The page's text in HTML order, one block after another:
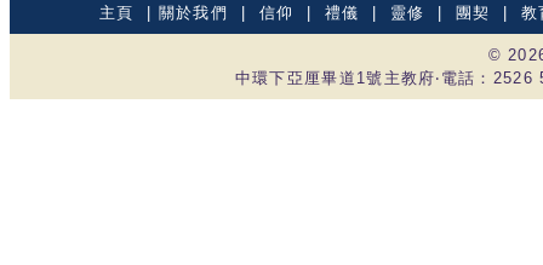
主頁 關於我們 信仰 禮儀 靈修 團契 |教
©
中環下亞厘畢道1號主教府‧電話：